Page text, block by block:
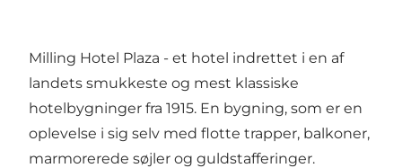
Milling Hotel Plaza - et hotel indrettet i en af
landets smukkeste og mest klassiske
hotelbygninger fra 1915. En bygning, som er en
oplevelse i sig selv med flotte trapper, balkoner,
marmorerede søjler og guldstafferinger.